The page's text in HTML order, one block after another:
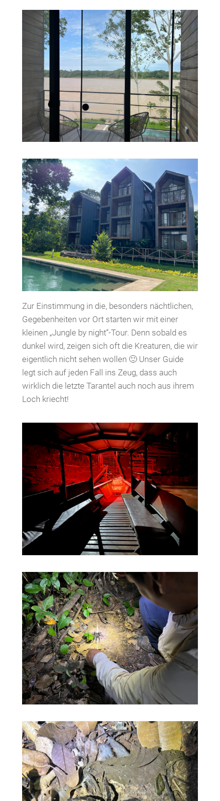
Zur Einstimmung in die, besonders nächtlichen,
Gegebenheiten vor Ort starten wir mit einer
kleinen „Jungle by night“-Tour. Denn sobald es
dunkel wird, zeigen sich oft die Kreaturen, die wir
eigentlich nicht sehen wollen 🙂 Unser Guide
legt sich auf jeden Fall ins Zeug, dass auch
wirklich die letzte Tarantel auch noch aus ihrem
Loch kriecht!